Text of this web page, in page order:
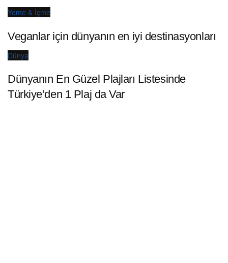
Yeme & İçme
Veganlar için dünyanın en iyi destinasyonları
Dünya
Dünyanın En Güzel Plajları Listesinde
Türkiye’den 1 Plaj da Var